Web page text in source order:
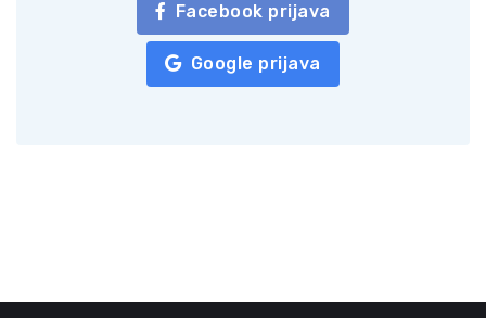
Facebook prijava
Google prijava